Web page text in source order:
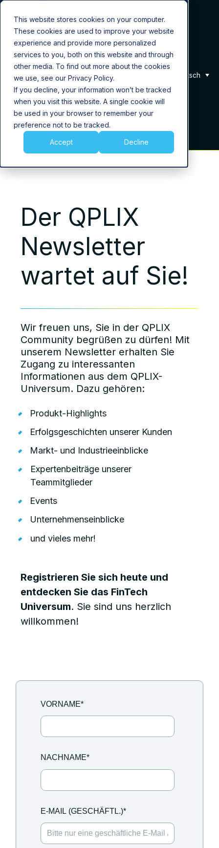
This website stores cookies on your computer.
These cookies are used to improve your website
experience and provide more personalized
services to you, both on this website and through
other media. To find out more about the cookies
we use, see our Privacy Policy.
If you decline, your information won’t be tracked
when you visit this website. A single cookie will
be used in your browser to remember your
preference not to be tracked.
Accept Decline
Produkt
Lösungen
Über uns
Karriere
Deutsch
Der QPLIX
Newsletter
wartet auf Sie!
Wir freuen uns, Sie in der QPLIX
Community begrüßen zu dürfen! Mit
unserem Newsletter erhalten Sie
Zugang zu interessanten
Informationen aus dem QPLIX-
Universum. Dazu gehören:
Produkt-Highlights
Erfolgsgeschichten unserer Kunden
Markt- und Industrieeinblicke
Expertenbeiträge unserer
Teammitglieder
Events
Unternehmenseinblicke
und vieles mehr!
Registrieren Sie sich heute und
entdecken Sie das FinTech
Universum. Sie sind uns herzlich
willkommen!
VORNAME*
NACHNAME*
E-MAIL (GESCHÄFTL.)*